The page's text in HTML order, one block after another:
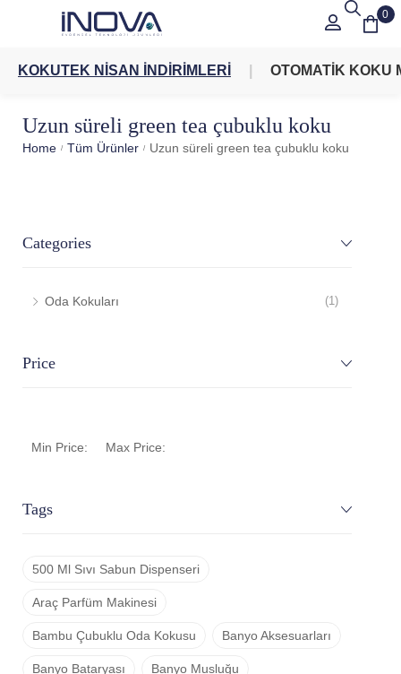
0
KOKUTEK NİSAN İNDİRİMLERİ OTOMATİK KOKU
Uzun süreli green tea çubuklu koku
Home / Tüm Ürünler / Uzun süreli green tea çubuklu koku
Categories
Oda Kokuları (1)
Price
Min Price: Max Price:
Tags
500 Ml Sıvı Sabun Dispenseri
Araç Parfüm Makinesi
Bambu Çubuklu Oda Kokusu Banyo Aksesuarları
Banyo Bataryası Banyo Musluğu